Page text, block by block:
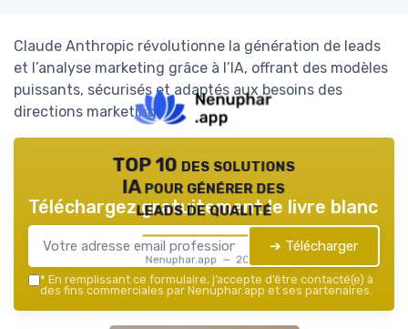
Claude Anthropic révolutionne la génération de leads
et l’analyse marketing grâce à l’IA, offrant des modèles
puissants, sécurisés et adaptés aux besoins des
directions marketing.
TOP 10 des solutions
IA pour générer des
leads de qualité
Nenuphar.app — 2026
Téléchargez gratuitement le livre blanc
➔ Télécharger
* En remplissant ce formulaire, j’accepte d’être contacté(e) à
des fins commerciales par Nenuphar.app et ses partenaires.